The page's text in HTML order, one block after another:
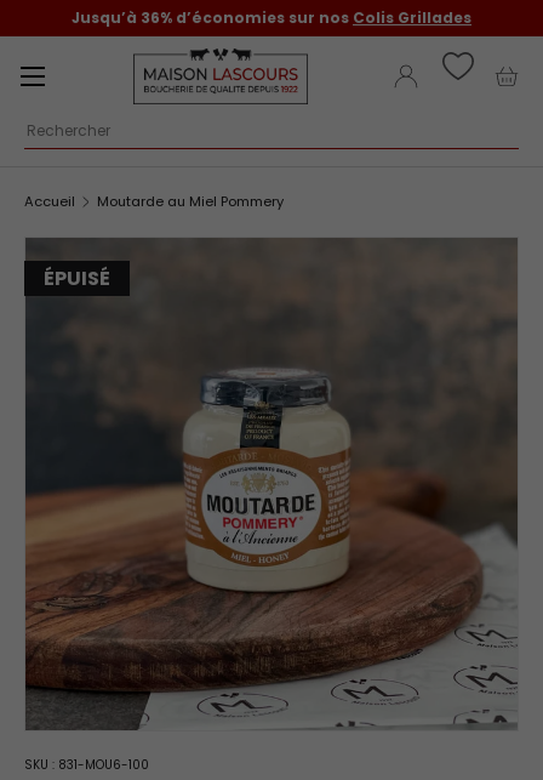
Aller au contenu
Jusqu’à 36% d’économies sur nos Colis Grillades
Recherche
Se connecter
Menu
Accueil Moutarde au Miel Pommery
ÉPUISÉ
SKU : 831-MOU6-100